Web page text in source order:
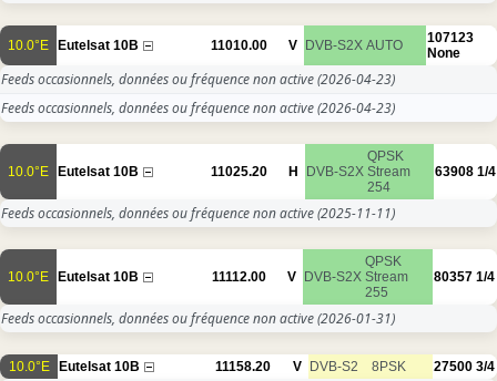
10.0°E Eutelsat 10B 11010.00 V DVB-S2X AUTO
107123
None
Feeds occasionnels, données ou fréquence non active(2026-04-23)
Feeds occasionnels, données ou fréquence non active(2026-04-23)
10.0°E Eutelsat 10B 11025.20 H DVB-S2X
QPSK
Stream
254
63908 1/4
Feeds occasionnels, données ou fréquence non active(2025-11-11)
10.0°E Eutelsat 10B 11112.00 V DVB-S2X
QPSK
Stream
255
80357 1/4
Feeds occasionnels, données ou fréquence non active(2026-01-31)
10.0°E Eutelsat 10B 11158.20 V DVB-S2 8PSK 27500 3/4